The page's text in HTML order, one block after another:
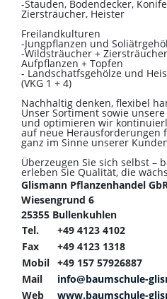
-Stauden, Bodendecker,
Ziersträucher, Heister
Freilandkulturen
-Jungpflanzen und
-Wildsträucher +
Aufpflanzen + Topfen
- Landschatfsgehölze und
(VKG 1 + 4)
Nachhaltig denken, flexibel
Unser Sortiment sowie
und optimieren wir
auf neue Herausforderungen
ganz im Sinne unserer
Überzeugen Sie sich selbst –
erleben Sie Qualität, die
Glismann Pflanzenhandel
Wiesengrund 6
25355 Bullenkuhlen
Tel.
+49 4123 4102
Fax
+49 4123 1318
Mobil +49 157 57926887
Mail
info@baumschule-
Web
www.baumschule-